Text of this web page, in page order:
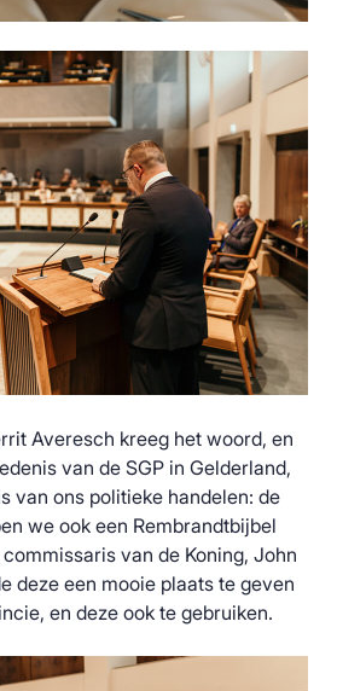
Averesch kreeg het woord, en
van de SGP in Gelderland,
van ons politieke handelen: de
we ook een Rembrandtbijbel
van de Koning, John
deze een mooie plaats te geven
en deze ook te gebruiken.